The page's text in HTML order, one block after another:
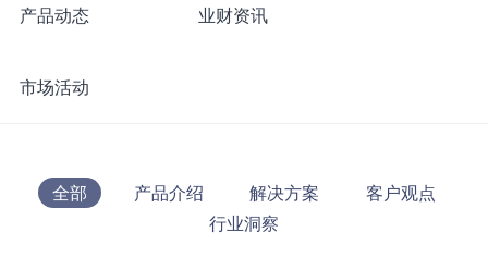
产品动态 业财资讯
市场活动
全部 产品介绍 解决方案
客户观点
行业洞察